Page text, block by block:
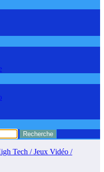
Tech / Jeux Vidéo /